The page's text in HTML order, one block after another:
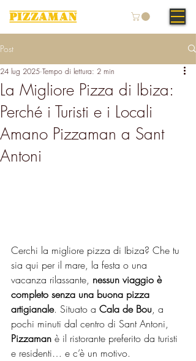
Post
La Migliore Pizza di Ibiza:
Perché i Turisti e i Locali
Amano Pizzaman a Sant
Antoni
24 lug 2025 Tempo di lettura: 2 min
Cerchi la migliore pizza di Ibiza? Che tu
sia qui per il mare, la festa o una
vacanza rilassante, nessun viaggio è
completo senza una buona pizza
artigianale. Situato a Cala de Bou, a
pochi minuti dal centro di Sant Antoni,
Pizzaman è il ristorante preferito da turisti
e residenti… e c’è un motivo.